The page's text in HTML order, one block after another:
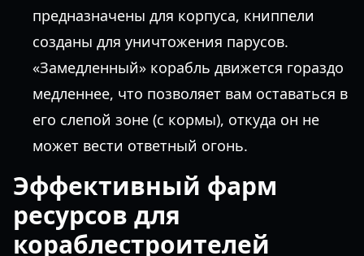
предназначены для корпуса, книппели
созданы для уничтожения парусов.
«Замедленный» корабль движется гораздо
медленнее, что позволяет вам оставаться в
его слепой зоне (с кормы), откуда он не
может вести ответный огонь.
Эффективный фарм
ресурсов для
кораблестроителей